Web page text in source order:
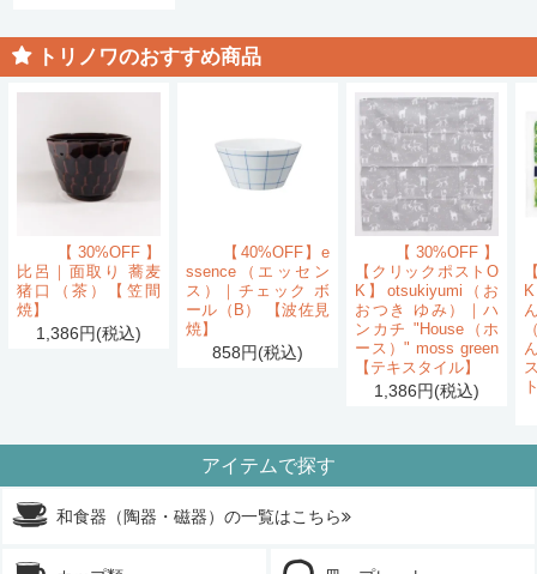
トリノワのおすすめ商品
【30%OFF】
比呂｜面取り 蕎麦
猪口（茶）【笠間
焼】
1,386円(税込)
【40%OFF】e
ssence（エッセン
ス）｜チェック ボ
ール（B） 【波佐見
焼】
858円(税込)
【30%OFF】
【クリックポストO
K】otsukiyumi（お
おつき ゆみ）｜ハ
ンカチ "House（ホ
ース）" moss green
【テキスタイル】
1,386円(税込)
アイテムで探す
和食器（陶器・磁器）の一覧はこちら